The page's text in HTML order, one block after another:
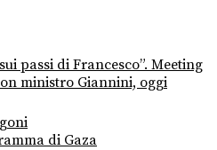
passi di Francesco”. Meeting
ministro Giannini, oggi
di Gaza